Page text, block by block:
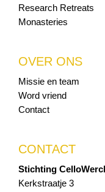
Research Retreats
Monasteries
OVER ONS
Missie en team
Word vriend
Contact
CONTACT
Stichting
Kerkstraatje 3